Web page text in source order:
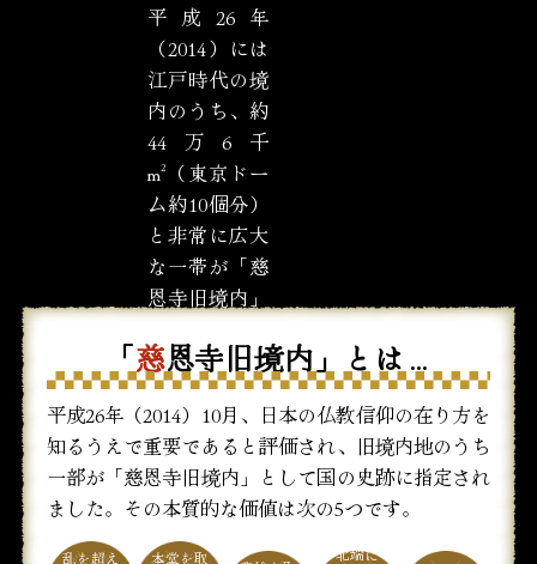
平成26年
（2014）には
江戸時代の境
内のうち、約
44万6千
m²（東京ドー
ム約10個分）
と非常に広大
な一帯が「慈
恩寺旧境内」
に指定されま
した。
「慈恩寺旧境内」とは…
平成26年（2014）10月、日本の仏教信仰の在り方を
知るうえで重要であると評価され、旧境内地のうち
一部が「慈恩寺旧境内」として国の史跡に指定され
ました。その本質的な価値は次の5つです。